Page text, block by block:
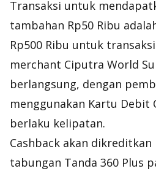
Transaksi untuk
tambahan Rp50 Ribu
Rp500 Ribu untuk
merchant Ciputra World
berlangsung, dengan
menggunakan Kartu Debit
berlaku kelipatan.
Cashback akan dikreditkan
tabungan Tanda 360 Plus